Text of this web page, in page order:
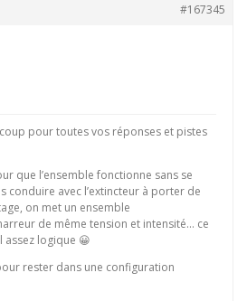
#167345
pour toutes vos réponses et pistes
que l’ensemble fonctionne sans se
conduire avec l’extincteur à porter de
on met un ensemble
de même tension et intensité… ce
assez logique 😀
rester dans une configuration